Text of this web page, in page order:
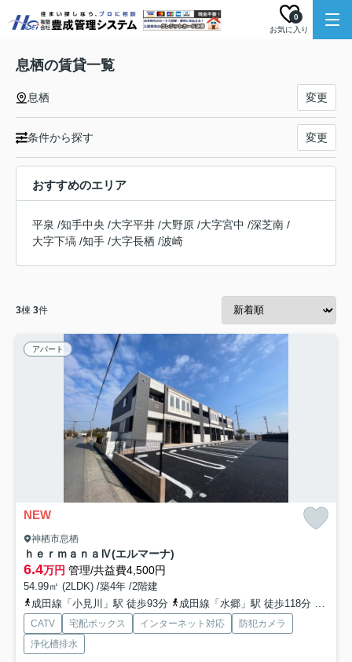
お気に入り
0
息栖の賃貸一覧
息栖 変更
条件から探す 変更
おすすめのエリア
平泉 /知手中央 /大字平井 /大野原 /大字宮中 /深芝南 /
大字下塙 /知手 /大字長栖 /波崎
3棟 3件
アパート
NEW
神栖市息栖
ｈｅｒｍａｎａⅣ(エルマーナ)
6.4万円 管理/共益費4,500円
54.99㎡ (2LDK) /築4年 /2階建
成田線「小見川」駅 徒歩93分
成田線「水郷」駅 徒歩118分 成田
CATV 宅配ボックス インターネット対応
防犯カメラ
浄化槽排水